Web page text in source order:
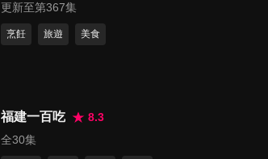
第1367集 無法解釋 玄之又
第1368集 美好節日竟是災難
更新至第367集
烹飪 旅遊 美食
福建一百吃
8.3
全30集